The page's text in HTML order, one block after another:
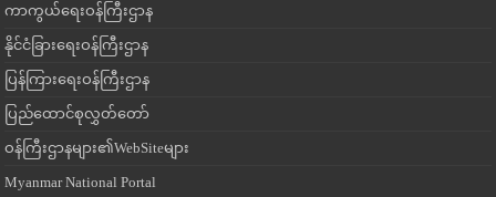
ကာကွယ်ရေးဝန်ကြီးဌာန
နိုင်ငံခြားရေးဝန်ကြီးဌာန
ပြန်ကြားရေးဝန်ကြီးဌာန
ပြည်ထောင်စုလွှတ်တော်
ဝန်ကြီးဌာနများ၏WebSiteများ
Myanmar National Portal